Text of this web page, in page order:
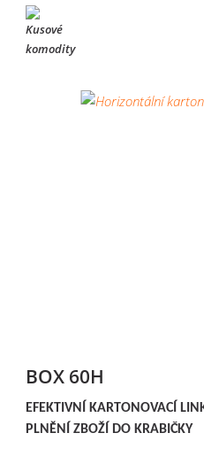
BOX 60H
EFEKTIVNÍ KARTONOVACÍ
PLNĚNÍ ZBOŽÍ DO KRABIČKY